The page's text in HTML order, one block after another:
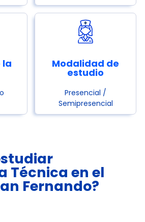
la Modalidad de
estudio
Presencial /
Semipresencial
Técnica en el
Fernando?